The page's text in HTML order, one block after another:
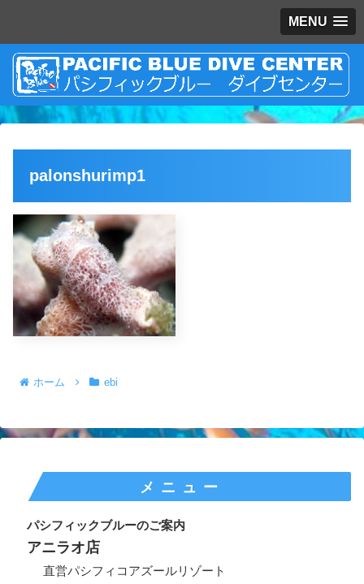
MENU
palonshurimp1
ホーム ebi
メニュー
パシフィックブルーのご案内
アニラオ店
直営パシフィコアズールリゾート